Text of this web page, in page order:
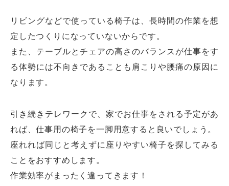
リビングなどで使っている椅子は、長時間の作業を想
定したつくりになっていないからです。
また、テーブルとチェアの高さのバランスが仕事をす
る体勢には不向きであることも肩こりや腰痛の原因に
なります。
引き続きテレワークで、家でお仕事をされる予定があ
れば、仕事用の椅子を一脚用意すると良いでしょう。
座れれば同じと考えずに座りやすい椅子を探してみる
ことをおすすめします。
作業効率がまったく違ってきます！